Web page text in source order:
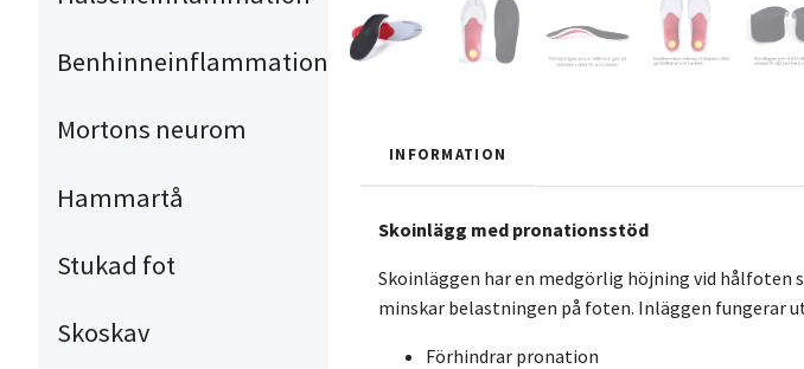
Benhinneinflammation
Mortons neurom
Hammartå
Stukad fot
Skoskav
INFORMATION
Skoinlägg med pronationsstöd
Skoinläggen har en medgörlig höjning vid
minskar belastningen på foten. Inläggen fungerar
Förhindrar pronation